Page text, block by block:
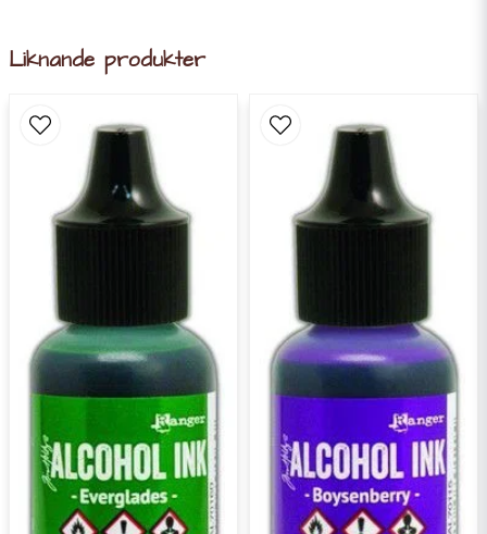
Liknande produkter